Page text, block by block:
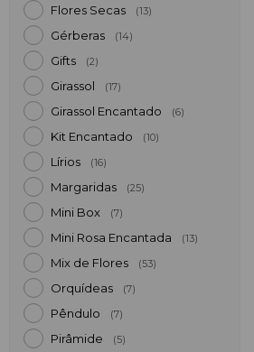
Flores Secas (13)
Gérberas (14)
Gifts (2)
Girassol (17)
Girassol Encantado (6)
Kit Encantado (10)
Lírios (16)
Margaridas (25)
Mini Box (7)
Mini Rosa Encantada (13)
Mix de Flores (53)
Orquídeas (7)
Pêndulo (7)
Pirâmide (5)